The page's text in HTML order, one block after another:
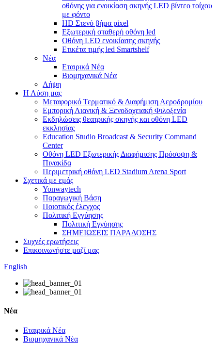
οθόνης για ενοικίαση σκηνής LED βίντεο τοίχου
με φόντο
HD Στενό βήμα pixel
Εξωτερική σταθερή οθόνη led
Οθόνη LED ενοικίασης σκηνής
Ετικέτα τιμής led Smartshelf
Νέα
Εταιρικά Νέα
Βιομηχανικά Νέα
Λήψη
Η Λύση μας
Μεταφορικό Τερματικό & Διαφήμιση Αεροδρομίου
Εμπορική Λιανική & Ξενοδοχειακή Φιλοξενία
Εκδηλώσεις θεατρικής σκηνής και οθόνη LED
εκκλησίας
Education Studio Broadcast & Security Command
Center
Οθόνη LED Εξωτερικής Διαφήμισης Πρόσοψη &
Πινακίδα
Περιμετρική οθόνη LED Stadium Arena Sport
Σχετικά με εμάς
Yonwaytech
Παραγωγική Βάση
Ποιοτικός έλεγχος
Πολιτική Εγγύησης
Πολιτική Εγγύησης
ΣΗΜΕΙΩΣΕΙΣ ΠΑΡΑΔΟΣΗΣ
Συχνές ερωτήσεις
Επικοινωνήστε μαζί μας
English
Νέα
Εταιρικά Νέα
Βιομηχανικά Νέα